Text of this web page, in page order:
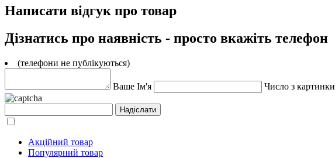
Написати відгук про товар
Дізнатись про наявність - просто вкажіть телефон
(телефони не публікуються)
Ваше Ім'я Число з картинки
Акційний товар
Популярний товар